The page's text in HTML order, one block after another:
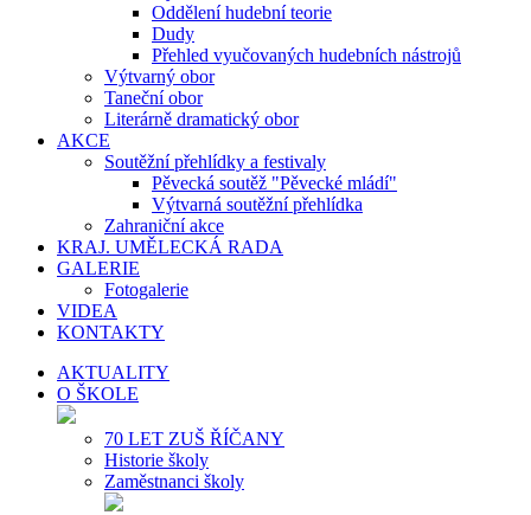
Oddělení hudební teorie
Dudy
Přehled vyučovaných hudebních nástrojů
Výtvarný obor
Taneční obor
Literárně dramatický obor
AKCE
Soutěžní přehlídky a festivaly
Pěvecká soutěž "Pěvecké mládí"
Výtvarná soutěžní přehlídka
Zahraniční akce
KRAJ. UMĚLECKÁ RADA
GALERIE
Fotogalerie
VIDEA
KONTAKTY
AKTUALITY
O ŠKOLE
70 LET ZUŠ ŘÍČANY
Historie školy
Zaměstnanci školy